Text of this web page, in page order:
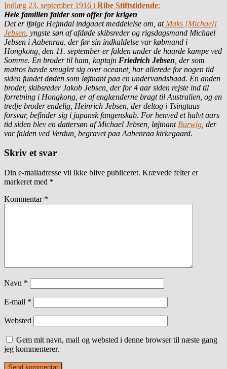
Indlæg 23. september 1916 i Ribe Stiftstidende:
Hele familien falder som offer for krigen
Det er ifølge Hejmdal indgaaet meddelelse om, atMaks [Michael]
Jebsen , yngste søn af afdøde skibsreder og rigsdagsmand Michael
Jebsen i Aabenraa, der før sin indkaldelse var købmand i
Hongkong, den 11. september er falden under de haarde kampe ved
Somme. En broder til ham, kaptajn Friedrich Jebsen , der som
matros havde smuglet sig over oceanet, har allerede for nogen tid
siden fundet døden som løjtnant paa en undervandsbaad. En anden
broder, skibsreder Jakob Jebsen, der for 4 aar siden rejste ind til
forretning i Hongkong, er af englænderne bragt til Australien, og en
tredje broder endelig, Heinrich Jebsen, der deltog i Tsingtaus
forsvar, befinder sig i japansk fangenskab. For henved et halvt aars
tid siden blev en dattersøn af Michael Jebsen, løjtnant Burwig , der
var falden ved Verdun, begravet paa Aabenraa kirkegaard.
Skriv et svar
Din e-mailadresse vil ikke blive publiceret. Krævede felter er
markeret med *
Kommentar *
Navn *
E-mail *
Websted
Gem mit navn, mail og websted i denne browser til næste gang
jeg kommenterer.